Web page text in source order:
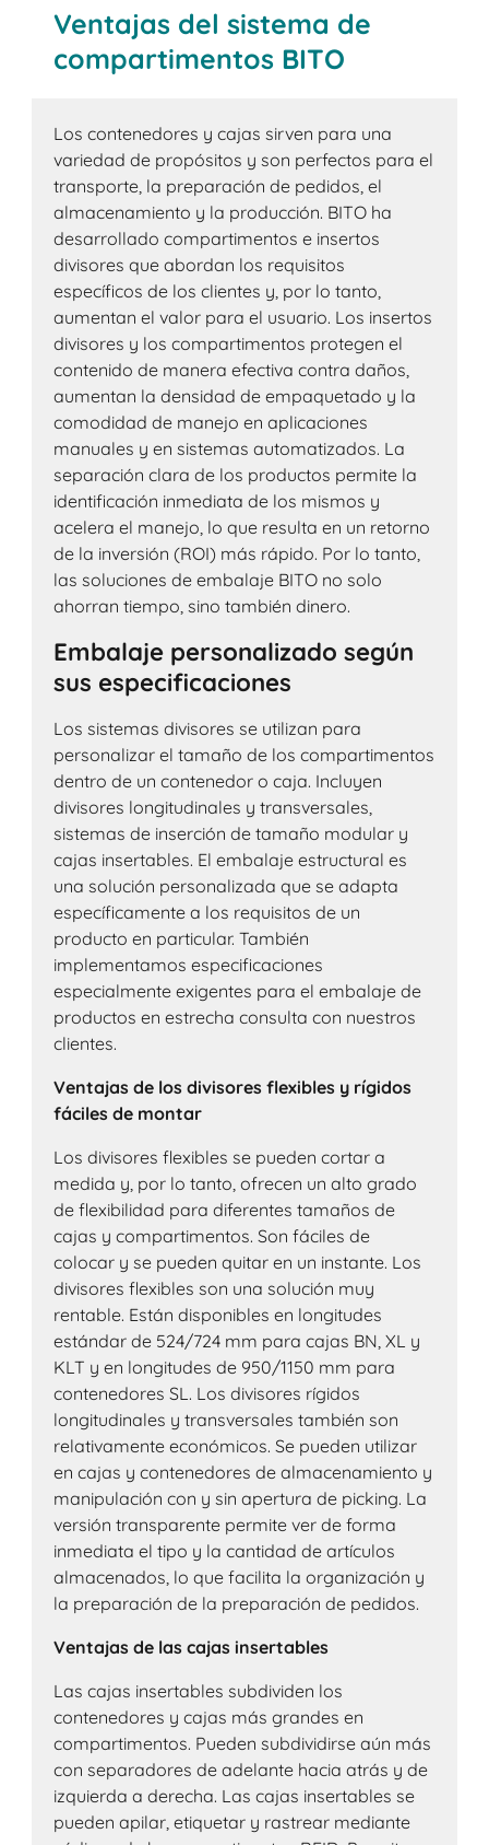
Ventajas del sistema de
compartimentos BITO
Los contenedores y cajas sirven para una
variedad de propósitos y son perfectos para el
transporte, la preparación de pedidos, el
almacenamiento y la producción. BITO ha
desarrollado compartimentos e insertos
divisores que abordan los requisitos
específicos de los clientes y, por lo tanto,
aumentan el valor para el usuario. Los insertos
divisores y los compartimentos protegen el
contenido de manera efectiva contra daños,
aumentan la densidad de empaquetado y la
comodidad de manejo en aplicaciones
manuales y en sistemas automatizados. La
separación clara de los productos permite la
identificación inmediata de los mismos y
acelera el manejo, lo que resulta en un retorno
de la inversión (ROI) más rápido. Por lo tanto,
las soluciones de embalaje BITO no solo
ahorran tiempo, sino también dinero.
Embalaje personalizado según
sus especificaciones
Los sistemas divisores se utilizan para
personalizar el tamaño de los compartimentos
dentro de un contenedor o caja. Incluyen
divisores longitudinales y transversales,
sistemas de inserción de tamaño modular y
cajas insertables. El embalaje estructural es
una solución personalizada que se adapta
específicamente a los requisitos de un
producto en particular. También
implementamos especificaciones
especialmente exigentes para el embalaje de
productos en estrecha consulta con nuestros
clientes.
Ventajas de los divisores flexibles y rígidos
fáciles de montar
Los divisores flexibles se pueden cortar a
medida y, por lo tanto, ofrecen un alto grado
de flexibilidad para diferentes tamaños de
cajas y compartimentos. Son fáciles de
colocar y se pueden quitar en un instante. Los
divisores flexibles son una solución muy
rentable. Están disponibles en longitudes
estándar de 524/724 mm para cajas BN, XL y
KLT y en longitudes de 950/1150 mm para
contenedores SL. Los divisores rígidos
longitudinales y transversales también son
relativamente económicos. Se pueden utilizar
en cajas y contenedores de almacenamiento y
manipulación con y sin apertura de picking. La
versión transparente permite ver de forma
inmediata el tipo y la cantidad de artículos
almacenados, lo que facilita la organización y
la preparación de la preparación de pedidos.
Ventajas de las cajas insertables
Las cajas insertables subdividen los
contenedores y cajas más grandes en
compartimentos. Pueden subdividirse aún más
con separadores de adelante hacia atrás y de
izquierda a derecha. Las cajas insertables se
pueden apilar, etiquetar y rastrear mediante